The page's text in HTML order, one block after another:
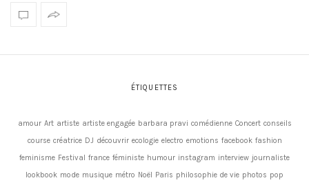
ÉTIQUETTES
amour Art artiste artiste engagée barbara pravi comédienne Concert conseils
course créatrice DJ découvrir ecologie electro emotions facebook fashion
feminisme Festival france féministe humour instagram interview journaliste
lookbook mode musique métro Noël Paris philosophie de vie photos pop